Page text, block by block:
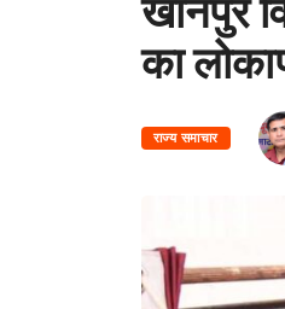
का
राज्य समाचार